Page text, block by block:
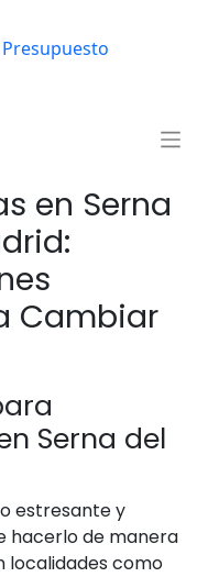
en Serna
Cambiar
Serna del
estresante y
hacerlo de manera
localidades como